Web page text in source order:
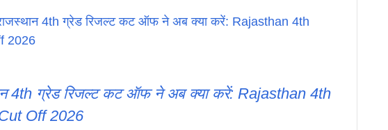
राजस्थान 4th ग्रेड रिजल्ट कट ऑफ ने अब क्या करें: Rajasthan 4th
2026
4th ग्रेड रिजल्ट कट ऑफ ने अब क्या करें: Rajasthan 4th
Off 2026